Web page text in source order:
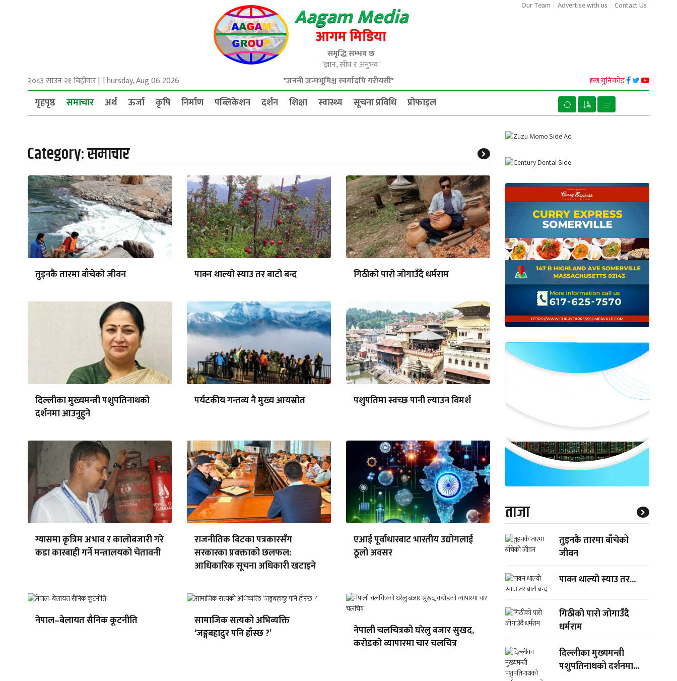
Aagam Media
आगम मिडिया
समृद्धि सम्भव छ
"ज्ञान, सीप र अनुभव"
Our Team Advertise with us Contact Us
२०८३ साउन २१ बिहीवार| Thursday, Aug 06 2026 "जननी जन्मभूमिश्च स्वर्गादपि गरीयसी" युनिकाेड
गृहपृष्ठ समाचार अर्थ ऊर्जा कृषि निर्माण पब्लिकेशन दर्शन शिक्षा स्वास्थ्य सूचना प्रविधि प्राेफाइल
Category:समाचार
तुइनकै तारमा बाँचेको जीवन पाक्न थाल्यो स्याउ तर बाटो बन्द गिठीको पारो जोगाउँदै धर्मराम
दिल्लीका मुख्यमन्त्री पशुपतिनाथको
दर्शनमा आउनुहुने
पर्यटकीय गन्तव्य नै मुख्य आयस्रोत पशुपतिमा स्वच्छ पानी ल्याउन विमर्श
ग्यासमा कृत्रिम अभाव र कालोबजारी गरे
कडा कारबाही गर्ने मन्त्रालयको चेतावनी
राजनीतिक बिटका पत्रकारसँग
सरकारका प्रवक्ताको छलफल:
आधिकारिक सूचना अधिकारी खटाइने
एआई पूर्वाधारबाट भारतीय उद्योगलाई
ठूलो अवसर
नेपाल–बेलायत सैनिक कूटनीति
सामाजिक सत्यको अभिव्यक्ति
‘जङ्गबहादुर पनि हाँस्छ ?’
नेपाली चलचित्रको घरेलु बजार सुखद,
करोडको व्यापारमा चार चलचित्र
ताजा
तुइनकै तारमा बाँचेको
जीवन
पाक्न थाल्यो स्याउ तर...
गिठीको पारो जोगाउँदै
धर्मराम
दिल्लीका मुख्यमन्त्री
पशुपतिनाथको दर्शनमा...